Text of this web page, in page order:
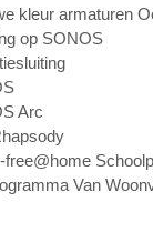
kleur armaturen
op SONOS
Arc
free@home
Van